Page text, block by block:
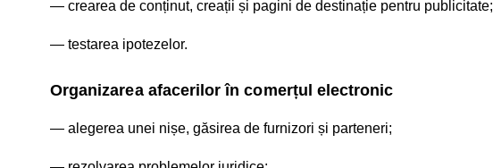
crearea de conținut, creații și pagini de destinație pentru publicitate;
testarea ipotezelor.
Organizarea afacerilor în comerțul electronic
alegerea unei nișe, găsirea de furnizori și parteneri;